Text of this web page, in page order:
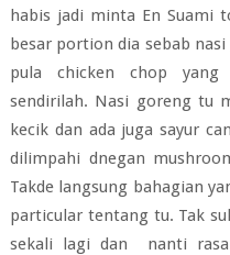
habis jadi minta En Suami
besar portion dia sebab
pula chicken chop
sendirilah. Nasi goreng tu
kecik dan ada juga sayur
dilimpahi dnegan
Takde langsung bahagian
particular tentang tu. Tak
sekali lagi dan nanti